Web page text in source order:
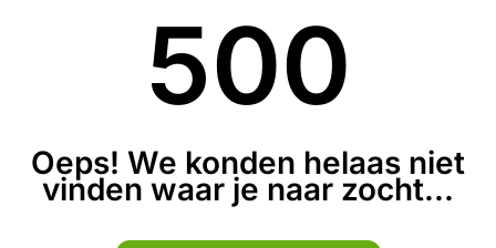
500
Oeps! We konden helaas niet
vinden waar je naar zocht...